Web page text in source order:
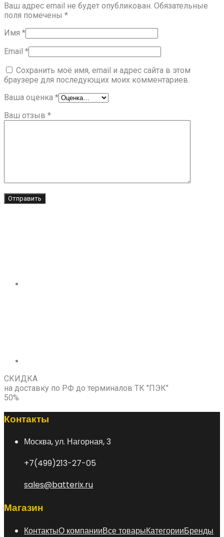
Ваш адрес email не будет опубликован. Обязательные
поля помечены *
Имя *
Email *
Сохранить моё имя, email и адрес сайта в этом
браузере для последующих моих комментариев.
Ваша оценка *
Ваш отзыв *
СКИДКА
на доставку по РФ до терминалов ТК "ПЭК"
50%
Контакты
Москва, ул. Нагорная, 3
+7(499)213-27-05
sales@batterix.ru
Магазин
КонтактыО компанииВсе товарыКатегорииБренды